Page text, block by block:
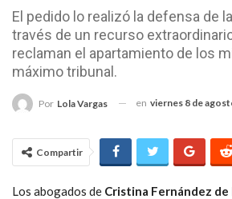
El pedido lo realizó la defensa de
través de un recurso
reclaman el apartamiento de los
máximo tribunal.
Por Lola Vargas en viernes 8 de
Compartir
Los abogados de Cristina Fernández